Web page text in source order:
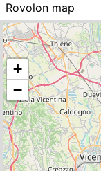
Rovolon map
Italy, cities list
+
−